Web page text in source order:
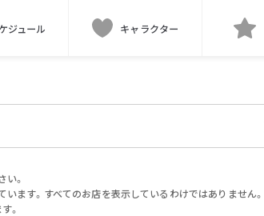
ジュール キャラクター
。
ます。すべてのお店を表示しているわけではありません。
。